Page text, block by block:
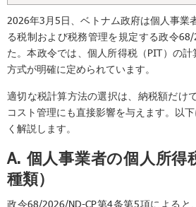
2026年3月5日、ベトナム政府は個人事業
る税制および税務管理を規定する政令68/
た。本政令では、個人所得税（PIT）の
方式が明確に定められています。
適切な税計算方法の選択は、納税額だけ
コスト管理にも直接影響を与えます。以
く解説します。
A. 個人事業者の個人所得
種類）
政令68/2026/ND-CP第4条第5項によると